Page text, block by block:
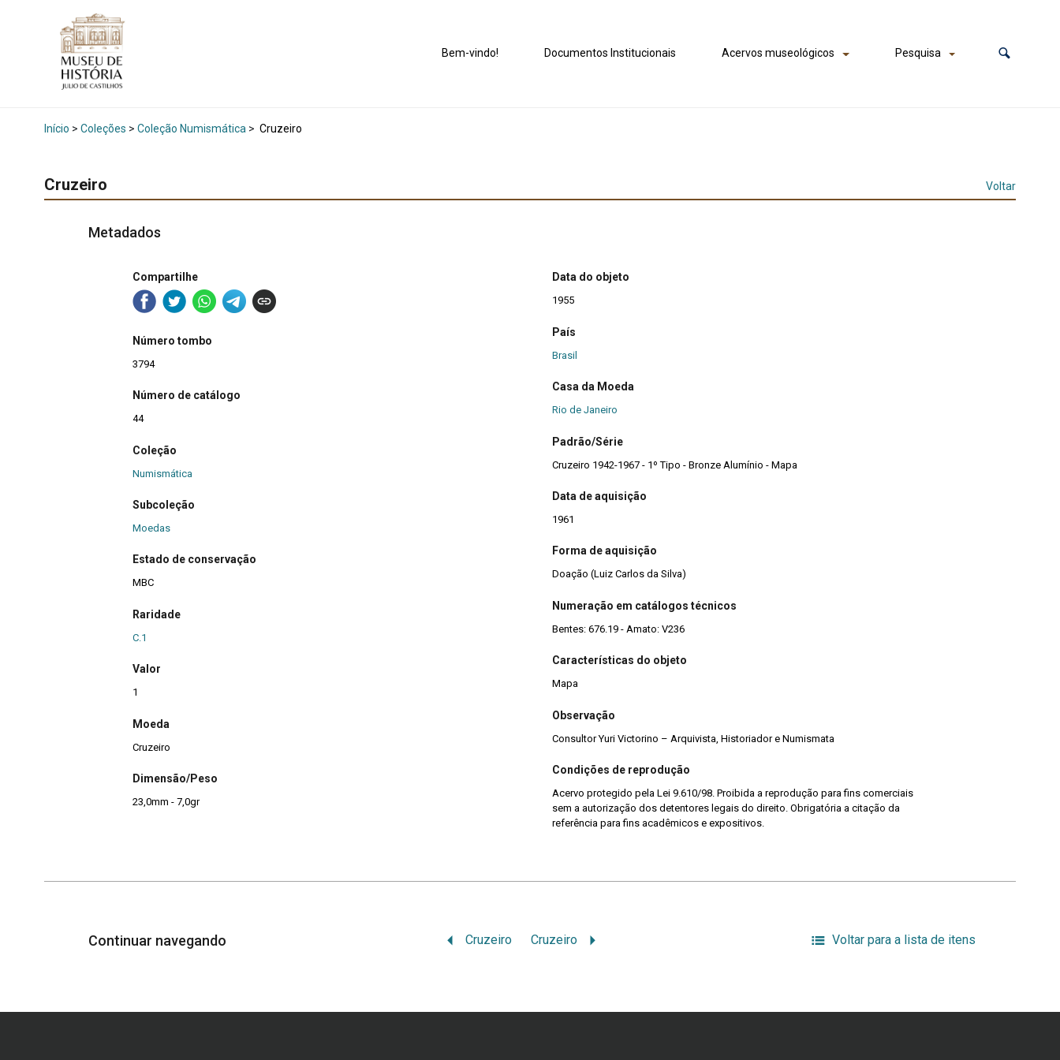
Bem-vindo! Documentos Institucionais Acervos museológicos Pesquisa
Início > Coleções > Coleção Numismática > Cruzeiro
Cruzeiro Voltar
Metadados
Compartilhe
Número tombo
3794
Número de catálogo
44
Coleção
Numismática
Subcoleção
Moedas
Estado de conservação
MBC
Raridade
C.1
Valor
1
Moeda
Cruzeiro
Dimensão/Peso
23,0mm - 7,0gr
Data do objeto
1955
País
Brasil
Casa da Moeda
Rio de Janeiro
Padrão/Série
Cruzeiro 1942-1967 - 1º Tipo - Bronze Alumínio - Mapa
Data de aquisição
1961
Forma de aquisição
Doação (Luiz Carlos da Silva)
Numeração em catálogos técnicos
Bentes: 676.19 - Amato: V236
Características do objeto
Mapa
Observação
Consultor Yuri Victorino – Arquivista, Historiador e Numismata
Condições de reprodução
Acervo protegido pela Lei 9.610/98. Proibida a reprodução para fins comerciais
sem a autorização dos detentores legais do direito. Obrigatória a citação da
referência para fins acadêmicos e expositivos.
Continuar navegando Cruzeiro Cruzeiro Voltar para a lista de itens